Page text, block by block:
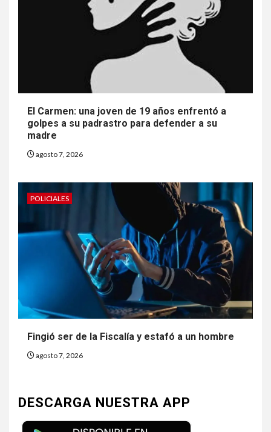
El Carmen: una joven de 19 años enfrentó a
golpes a su padrastro para defender a su
madre
agosto 7, 2026
POLICIALES
Fingió ser de la Fiscalía y estafó a un hombre
agosto 7, 2026
DESCARGA NUESTRA APP